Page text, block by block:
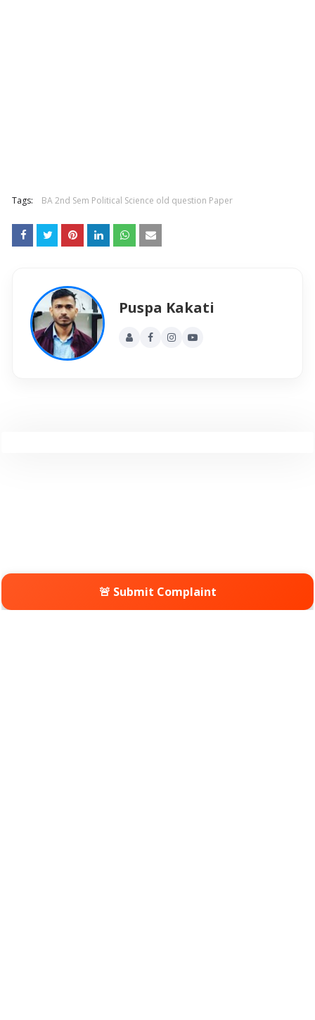
Tags: BA 2nd Sem Political Science old question Paper
Puspa Kakati
🚨 Submit Complaint